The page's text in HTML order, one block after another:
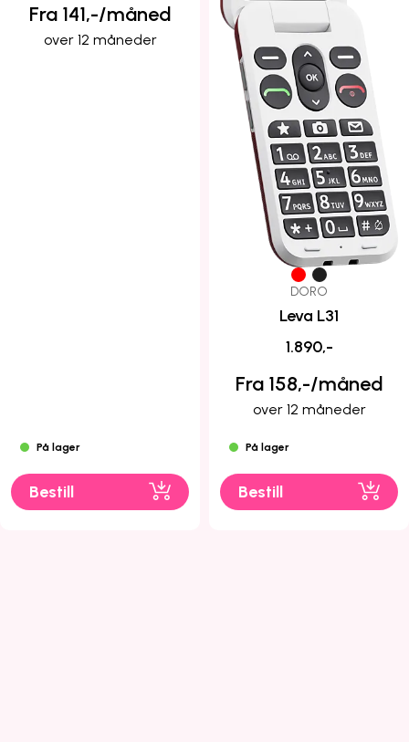
Fra 141,-/måned
over 12 måneder
På lager
Bestill
DORO
Leva L31
1.890,-
Fra 158,-/måned
over 12 måneder
På lager
Bestill